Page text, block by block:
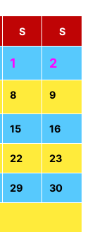
S S
1 2
8 9
15 16
22 23
29 30